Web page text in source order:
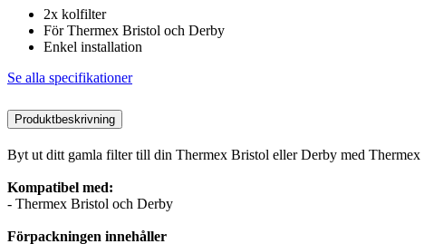
2x kolfilter
För Thermex Bristol och Derby
Enkel installation
Se alla specifikationer
Produktbeskrivning
Byt ut ditt gamla filter till din Thermex Bristol eller Derby med
Kompatibel med:
- Thermex Bristol och Derby
Förpackningen innehåller